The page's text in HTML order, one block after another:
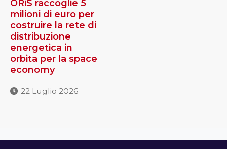
ORiS raccoglie 5
milioni di euro per
costruire la rete di
distribuzione
energetica in
orbita per la space
economy
22 Luglio 2026